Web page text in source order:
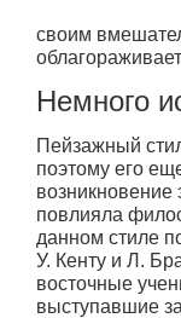
своим
Немного
Пейзажный
поэтому его
возникновение
повлияла
данном стиле
У. Кенту и Л.
восточные
выступавшие